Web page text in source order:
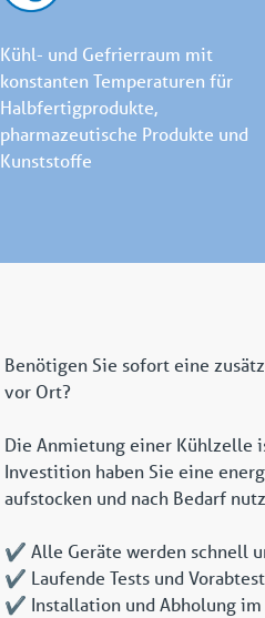
Kühl- und Gefrierraum mit
konstanten Temperaturen für
Halbfertigprodukte,
pharmazeutische Produkte und
Kunststoffe
Benötigen Sie sofort eine
vor Ort?
Die Anmietung einer Kühlzelle
Investition haben Sie eine
aufstocken und nach Bedarf
✔️ Alle Geräte werden schnell
✔️ Laufende Tests und
✔️ Installation und Abholung im